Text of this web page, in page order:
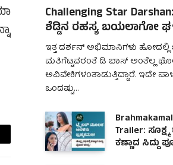
Challenging Star
ಶೆಡ್ಡಿನ ರಹಸ್ಯ ಬಯಲಾಗೋ
ಇತ್ತ ದರ್ಶನ್ ಅಭಿಮಾನಿಗಳು ಹೋದಲ್ಲಿ
ಮತಿಗೆಟ್ಟವರಂತೆ ಡಿ ಬಾಸ್ ಅಂತೆಲ್ಲ
ಅವಿವೇಕಿಗಳಂತಾಡುತ್ತಿದ್ದಾರೆ. ಇದೇ
ಒಂದಷ್ಟು…
Trailer:
ಕಣ್ಣಾದ ಸಿದ್ದು